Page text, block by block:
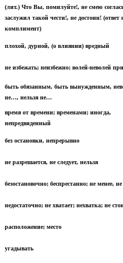
(лит.) Что Вы, помилуйте!, не смею
заслужил такой чести!, не достоин! (ответ
комплимент)
плохой, дурной, (о влиянии) вредный
не избежать; неизбежно; волей-неволей
быть обязанным, быть вынужденным,
не…, нельзя не…
время от времени; временами; иногда,
непредвиденный
без остановки, непрерывно
не разрешается, не следует, нельзя
безостановочно; беспрестанно; не менее,
недостаточно; не хватает; нехватка; не
расположение; место
угадывать